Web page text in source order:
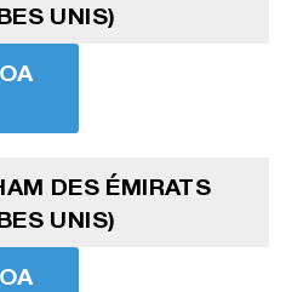
UNIS)
DES ÉMIRATS
UNIS)